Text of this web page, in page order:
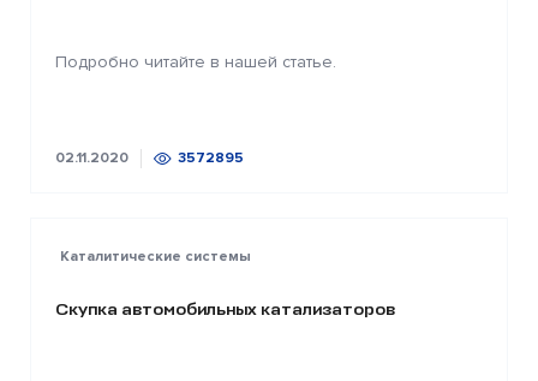
Подробно читайте в нашей статье.
02.11.2020 3572895
Каталитические системы
Скупка автомобильных катализаторов